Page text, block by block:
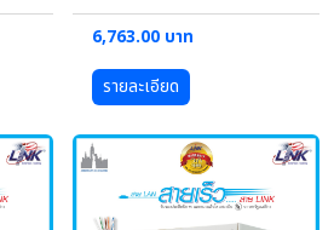
6,763.00 บาท
รายละเอียด